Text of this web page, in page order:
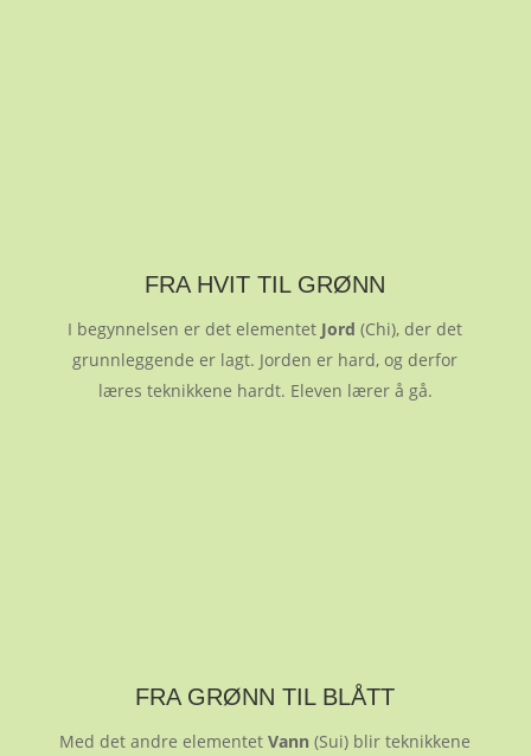
FRA HVIT TIL GRØNN
I begynnelsen er det elementet Jord (Chi), der det
grunnleggende er lagt. Jorden er hard, og derfor
læres teknikkene hardt. Eleven lærer å gå.
FRA GRØNN TIL BLÅTT
Med det andre elementetVann (Sui) blir teknikkene